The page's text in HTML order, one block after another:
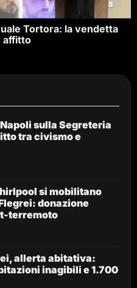
Tortora: la vendetta
affitto
sulla Segreteria
tra civismo e
si mobilitano
donazione
terremoto
allerta abitativa:
inagibili e 1.700